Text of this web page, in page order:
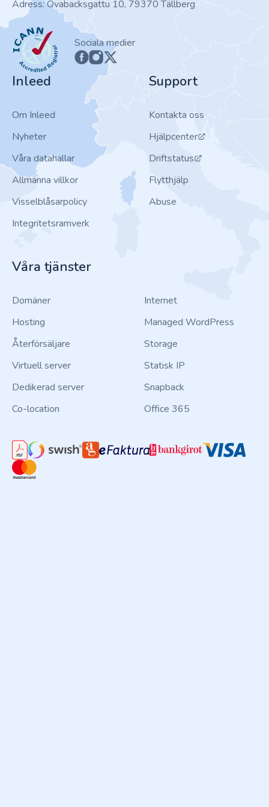
Adress: Ovabacksgattu 10, 79370 Tällberg
ICANN
Sociala medier
Inleed
Om Inleed
Nyheter
Våra datahallar
Allmänna villkor
Visselblåsarpolicy
Integritetsramverk
Support
Kontakta oss
Hjälpcenter
Driftstatus
Flytthjälp
Abuse
Våra tjänster
Domäner
Hosting
Återförsäljare
Virtuell server
Dedikerad server
Co-location
Internet
Managed WordPress
Storage
Statisk IP
Snapback
Office 365